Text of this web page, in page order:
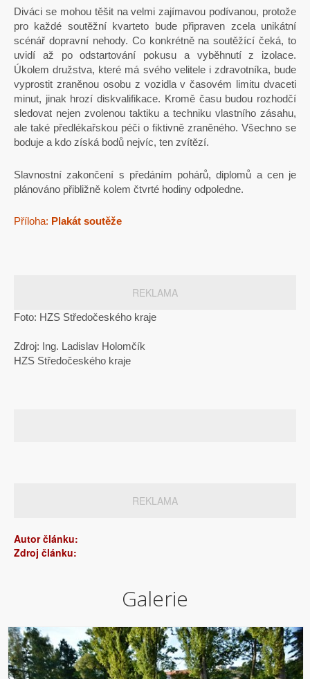
Diváci se mohou těšit na velmi zajímavou podívanou, protože
pro každé soutěžní kvarteto bude připraven zcela unikátní
scénář dopravní nehody. Co konkrétně na soutěžící čeká, to
uvidí až po odstartování pokusu a vyběhnutí z izolace.
Úkolem družstva, které má svého velitele i zdravotníka, bude
vyprostit zraněnou osobu z vozidla v časovém limitu dvaceti
minut, jinak hrozí diskvalifikace. Kromě času budou rozhodčí
sledovat nejen zvolenou taktiku a techniku vlastního zásahu,
ale také předlékařskou péči o fiktivně zraněného. Všechno se
boduje a kdo získá bodů nejvíc, ten zvítězí.
Slavnostní zakončení s předáním pohárů, diplomů a cen je
plánováno přibližně kolem čtvrté hodiny odpoledne.
Příloha: Plakát soutěže
REKLAMA
Foto: HZS Středočeského kraje
Zdroj: Ing. Ladislav Holomčík
HZS Středočeského kraje
REKLAMA
Autor článku:
Zdroj článku:
Galerie